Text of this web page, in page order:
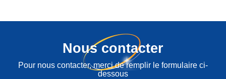
Nous contacter
Pour nous contacter, merci de remplir le formulaire ci-
dessous